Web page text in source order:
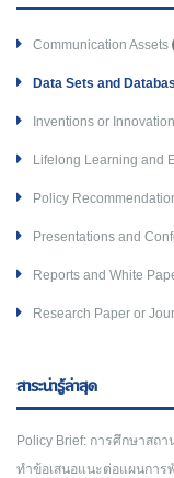
Communication Assets
Data Sets and
Inventions or
Lifelong Learning and
Policy
Presentations and
Reports and White
Research Paper or
สาระน่ารู้ล่าสุด
Policy Brief: การศึกษาสถ
ทำข้อเสนอแนะต่อแผนกา